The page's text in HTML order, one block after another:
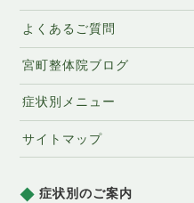
よくあるご質問
宮町整体院ブログ
症状別メニュー
サイトマップ
症状別のご案内